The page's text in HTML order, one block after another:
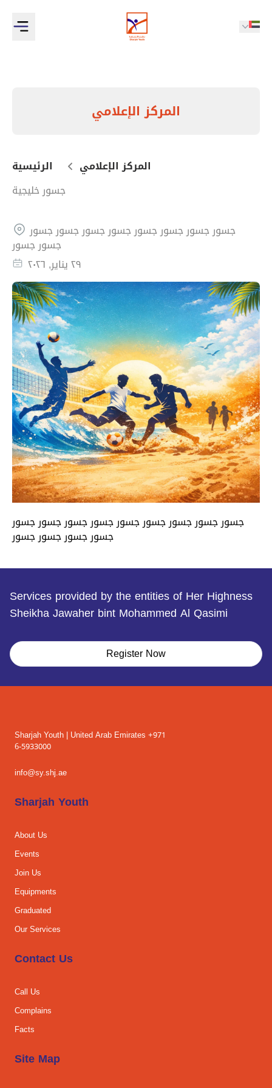
المركز الإعلامي
الرئيسية
المركز الإعلامي
جسور خليجية
جسور جسور
٢٩ يناير, ٢٠٢٦
جسور جسور جسور جسور جسور جسور جسور جسور جسور
جسور جسور جسور جسور
Services provided by the entities of Her Highness
Sheikha Jawaher bint Mohammed Al Qasimi
Register Now
Sharjah Youth | United Arab Emirates +971
6-5933000
info@sy.shj.ae
Sharjah Youth
About Us
Events
Join Us
Equipments
Graduated
Our Services
Contact Us
Call Us
Complains
Facts
Site Map